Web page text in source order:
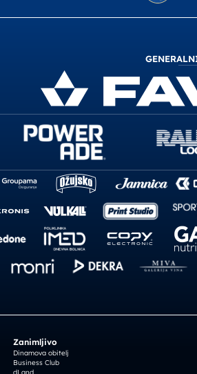
Zanimljivo
Dinamova obitelj
Business Club
dLand